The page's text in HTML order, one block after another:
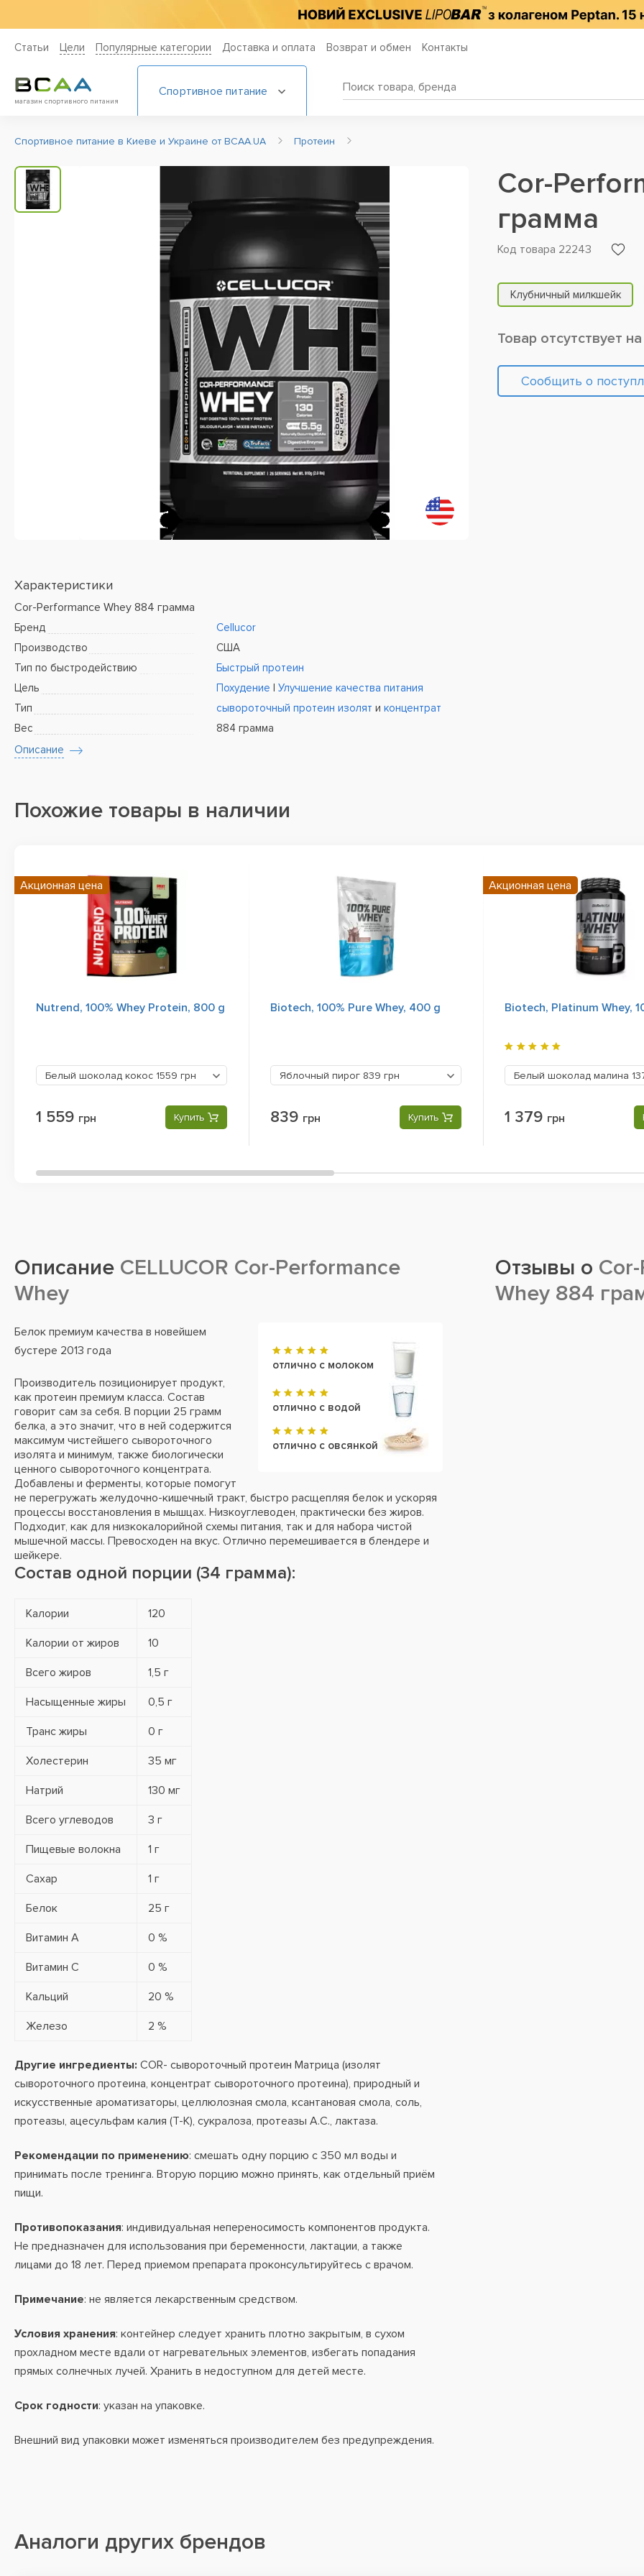
Статьи Цели Популярные категории Доставка и оплата Возврат и обмен Контакты
магазин спортивного питания
Спортивное питание
Спортивное питание в Киеве и Украине от BCAA.UA Протеин
Характеристики
Cor-Performance Whey 884 грамма
Бренд
Cellucor
Производство
США
Тип по быстродействию
Быстрый протеин
Цель
Похудение | Улучшение качества питания
Тип
сывороточный протеин изолят и концентрат
Вес
884 грамма
Описание
Cor-
грамма
Код товара 22243
Клубничный милкшейк
Товар отсутствует
Сообщить о
Похожие товары в наличии
Nutrend, 100% Whey Protein, 800 g
Белый шоколад кокос 1559 грн
1 559 грн Купить
Акционная цена
Biotech, 100% Pure Whey, 400 g
Яблочный пирог 839 грн
839 грн Купить
Biotech, Platinum Whey,
Белый шоколад малина
1 379 грн
Акционная цена
Описание CELLUCOR Cor-Performance
Whey
отлично с молоком
отлично с водой
отлично с овсянкой
Белок премиум качества в новейшем
бустере 2013 года
Производитель позиционирует продукт,
как протеин премиум класса. Состав
говорит сам за себя. В порции 25 грамм
белка, а это значит, что в ней содержится
максимум чистейшего сывороточного
изолята и минимум, также биологически
ценного сывороточного концентрата.
Добавлены и ферменты, которые помогут
не перегружать желудочно-кишечный тракт, быстро расщепляя белок и ускоряя
процессы восстановления в мышцах. Низкоуглеводен, практически без жиров.
Подходит, как для низкокалорийной схемы питания, так и для набора чистой
мышечной массы. Превосходен на вкус. Отлично перемешивается в блендере и
шейкере.
Состав одной порции (34 грамма):
Калории 120
Калории от жиров 10
Всего жиров 1,5 г
Насыщенные жиры 0,5 г
Транс жиры 0 г
Холестерин 35 мг
Натрий 130 мг
Всего углеводов 3 г
Пищевые волокна 1 г
Сахар 1 г
Белок 25 г
Витамин А 0 %
Витамин С 0 %
Кальций 20 %
Железо 2 %
Другие ингредиенты: COR- сывороточный протеин Матрица (изолят
сывороточного протеина, концентрат сывороточного протеина), природный и
искусственные ароматизаторы, целлюлозная смола, ксантановая смола, соль,
протеазы, ацесульфам калия (Т-К), сукралоза, протеазы А.С., лактаза.
Рекомендации по применению: смешать одну порцию с 350 мл воды и
принимать после тренинга. Вторую порцию можно принять, как отдельный приём
пищи.
Противопоказания: индивидуальная непереносимость компонентов продукта.
Не предназначен для использования при беременности, лактации, а также
лицами до 18 лет. Перед приемом препарата проконсультируйтесь с врачом.
Примечание: не является лекарственным средством.
Условия хранения: контейнер следует хранить плотно закрытым, в сухом
прохладном месте вдали от нагревательных элементов, избегать попадания
прямых солнечных лучей. Хранить в недоступном для детей месте.
Срок годности: указан на упаковке.
Внешний вид упаковки может изменяться производителем без предупреждения.
Отзывы о
Whey 884
Аналоги других брендов